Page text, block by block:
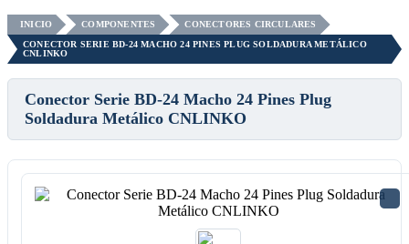
INICIO COMPONENTES
CONECTORES CIRCULARES
CONECTOR SERIE BD-24 MACHO 24 PINES PLUG SOLDADURA METÁLICO
CNLINKO
Conector Serie BD-24 Macho 24 Pines Plug
Soldadura Metálico CNLINKO